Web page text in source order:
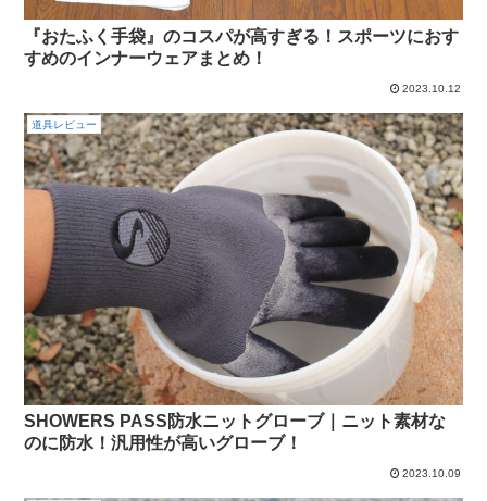
『おたふく手袋』のコスパが高すぎる！スポーツにおす
すめのインナーウェアまとめ！
2023.10.12
道具レビュー
SHOWERS PASS防水ニットグローブ｜ニット素材な
のに防水！汎用性が高いグローブ！
2023.10.09